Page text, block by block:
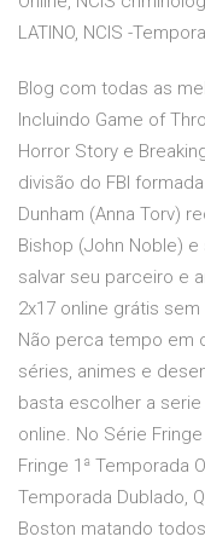
LATINO, NCIS -
Blog com todas as
Incluindo Game of
Horror Story e
divisão do FBI
Dunham (Anna Torv)
Bishop (John Noble)
salvar seu parceiro e
2x17 online grátis
Não perca tempo em
séries, animes e
basta escolher a
online. No Série
Fringe 1ª Temporada
Temporada Dublado,
Boston matando